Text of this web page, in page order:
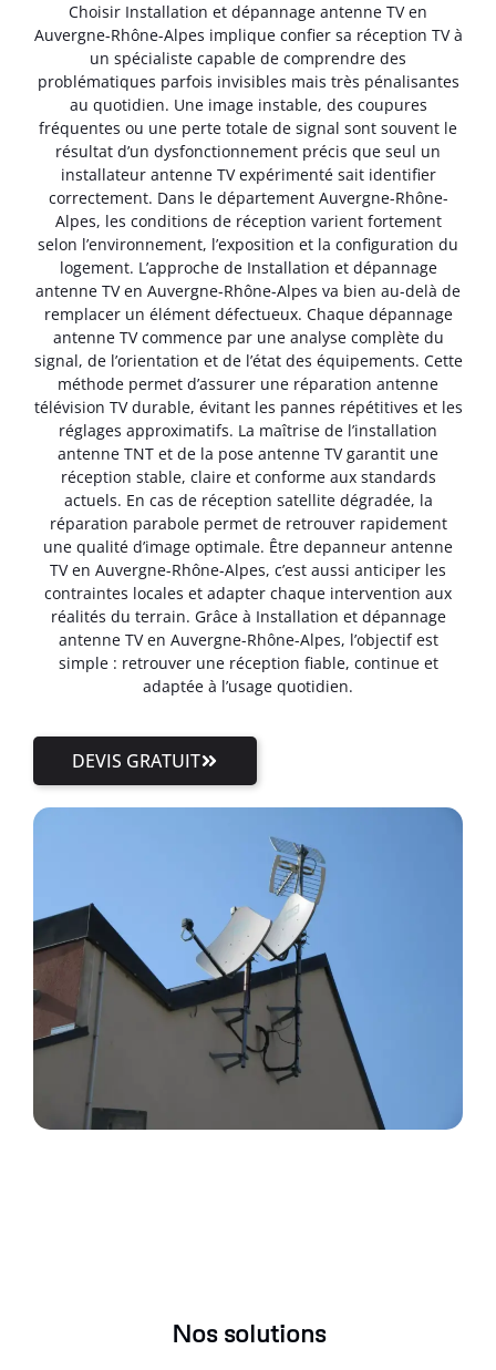
Choisir Installation et dépannage antenne TV en
Auvergne-Rhône-Alpes implique confier sa réception TV à
un spécialiste capable de comprendre des
problématiques parfois invisibles mais très pénalisantes
au quotidien. Une image instable, des coupures
fréquentes ou une perte totale de signal sont souvent le
résultat d’un dysfonctionnement précis que seul un
installateur antenne TV expérimenté sait identifier
correctement. Dans le département Auvergne-Rhône-
Alpes, les conditions de réception varient fortement
selon l’environnement, l’exposition et la configuration du
logement. L’approche de Installation et dépannage
antenne TV en Auvergne-Rhône-Alpes va bien au-delà de
remplacer un élément défectueux. Chaque dépannage
antenne TV commence par une analyse complète du
signal, de l’orientation et de l’état des équipements. Cette
méthode permet d’assurer une réparation antenne
télévision TV durable, évitant les pannes répétitives et les
réglages approximatifs. La maîtrise de l’installation
antenne TNT et de la pose antenne TV garantit une
réception stable, claire et conforme aux standards
actuels. En cas de réception satellite dégradée, la
réparation parabole permet de retrouver rapidement
une qualité d’image optimale. Être depanneur antenne
TV en Auvergne-Rhône-Alpes, c’est aussi anticiper les
contraintes locales et adapter chaque intervention aux
réalités du terrain. Grâce à Installation et dépannage
antenne TV en Auvergne-Rhône-Alpes, l’objectif est
simple : retrouver une réception fiable, continue et
adaptée à l’usage quotidien.
DEVIS GRATUIT
Nos solutions